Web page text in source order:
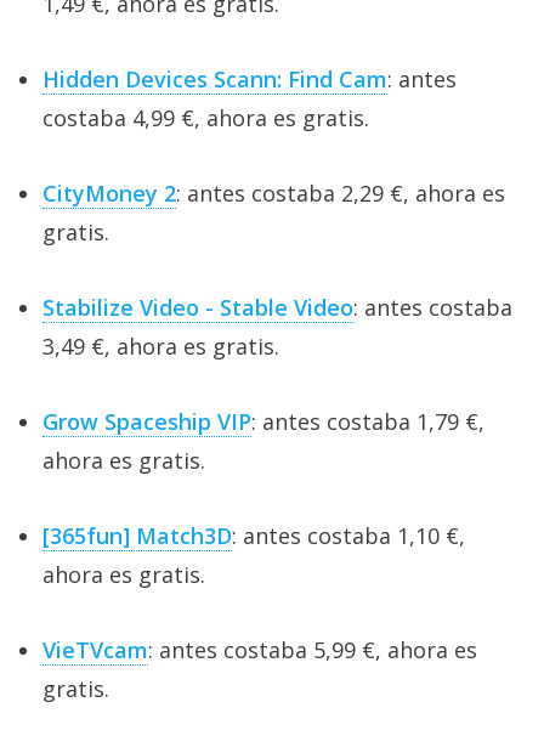
Hidden Devices Scann: Find Cam: antes
costaba 4,99 €, ahora es gratis.
CityMoney 2: antes costaba 2,29 €, ahora es
gratis.
Stabilize Video - Stable Video: antes costaba
3,49 €, ahora es gratis.
Grow Spaceship VIP: antes costaba 1,79 €,
ahora es gratis.
[365fun] Match3D: antes costaba 1,10 €,
ahora es gratis.
VieTVcam: antes costaba 5,99 €, ahora es
gratis.